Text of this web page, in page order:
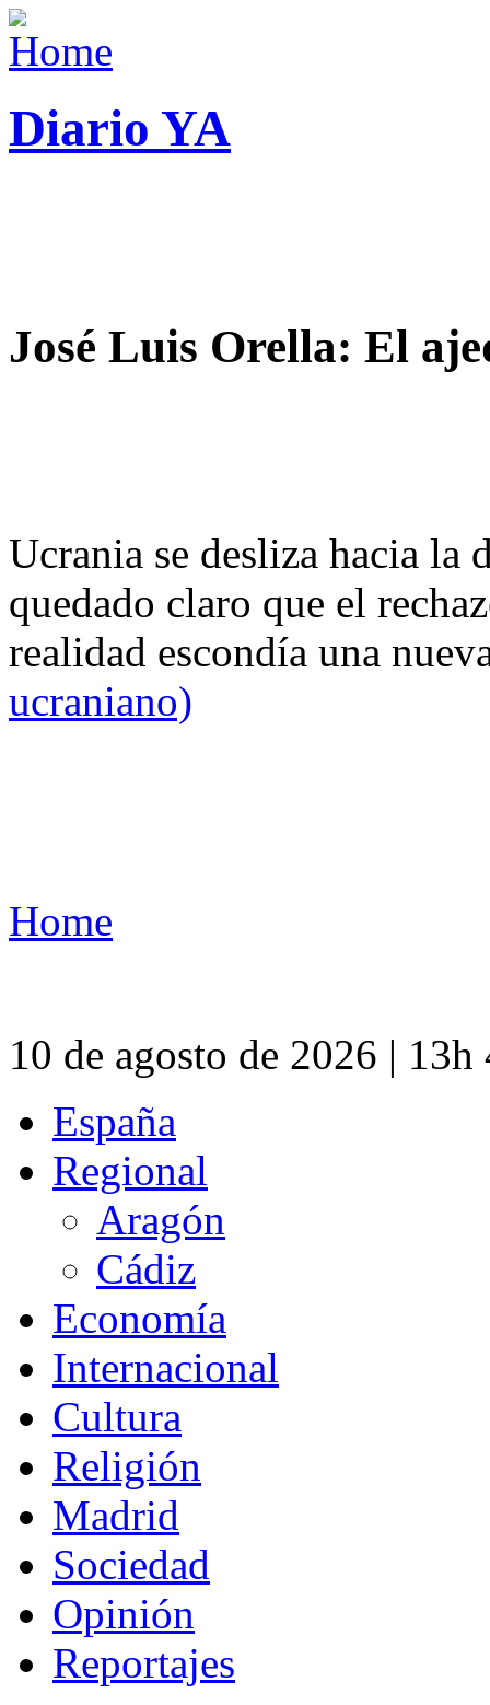
Diario YA
José Luis Orella: El
Ucrania se desliza hacia
quedado claro que el
realidad escondía una
ucraniano)
Home
10 de agosto de 2026 |
España
Regional
Aragón
Cádiz
Economía
Internacional
Cultura
Religión
Madrid
Sociedad
Opinión
Reportajes